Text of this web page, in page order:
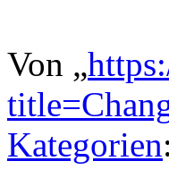
Von „
Kategorien: